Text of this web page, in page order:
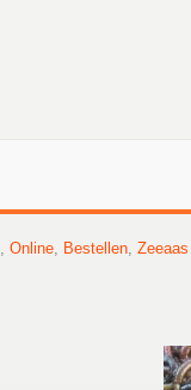
, Online, Bestellen, Zeeaas